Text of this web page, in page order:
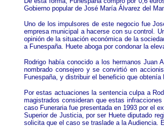
Gobierno popular de José María Álvarez del
Uno de los impulsores de este negocio fue
empresa municipal a hacerse con su control.
opinión de la situación económica de la
a Funespaña. Huete aboga por condonar la
Rodrigo había conocido a los hermanos Juan
nombrado consejero y se convirtió en
Funespaña, y distribuir el beneficio que
Por estas actuaciones la sentencia culpa a
magistrados consideran que estas
caso Funeraria fue presentada en 1993 por el
Superior de Justicia, por ser Huete diputado
solicita que el caso se traslade a la Audiencia.